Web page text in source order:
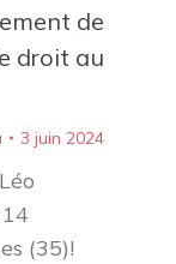
de
droit au
3 juin 2024
(35)!